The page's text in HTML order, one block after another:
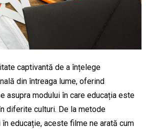
captivantă de a înțelege
din întreaga lume, oferind
asupra modului în care educația este
diferite culturi. De la metode
educație, aceste filme ne arată cum